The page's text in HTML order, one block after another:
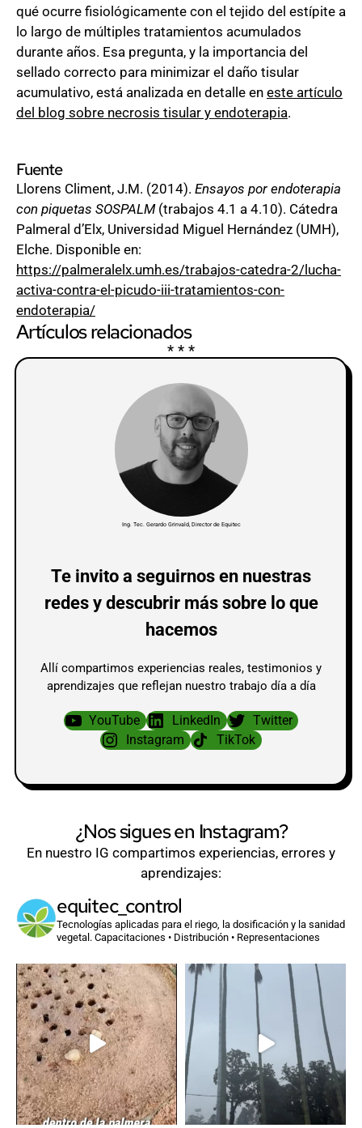
qué ocurre fisiológicamente con el tejido del estípite a
lo largo de múltiples tratamientos acumulados
durante años. Esa pregunta, y la importancia del
sellado correcto para minimizar el daño tisular
acumulativo, está analizada en detalle en este artículo
del blog sobre necrosis tisular y endoterapia.
Fuente
Llorens Climent, J.M. (2014). Ensayos por endoterapia
con piquetas SOSPALM(trabajos 4.1 a 4.10). Cátedra
Palmeral d’Elx, Universidad Miguel Hernández (UMH),
Elche. Disponible en:
https://palmeralelx.umh.es/trabajos-catedra-2/lucha-
activa-contra-el-picudo-iii-tratamientos-con-
endoterapia/
Artículos relacionados
Ing. Tec. Gerardo Grinvald, Director de Equitec
Te invito a seguirnos en nuestras
redes y descubrir más sobre lo que
hacemos
Allí compartimos experiencias reales, testimonios y
aprendizajes que reflejan nuestro trabajo día a día
YouTube LinkedIn
Twitter
Instagram
TikTok
¿Nos sigues en Instagram?
En nuestro IG compartimos experiencias, errores y
aprendizajes:
equitec_control
Tecnologías aplicadas para el riego, la dosificación y la sanidad
vegetal. Capacitaciones • Distribución • Representaciones